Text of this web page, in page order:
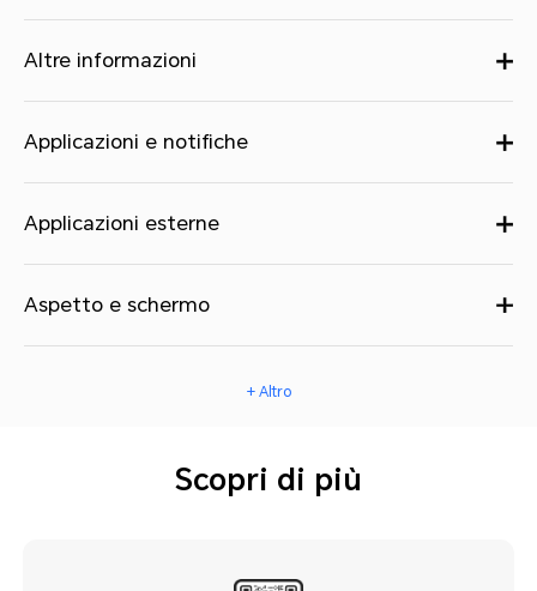
Altre informazioni
Applicazioni e notifiche
Applicazioni esterne
Aspetto e schermo
+ Altro
Scopri di più